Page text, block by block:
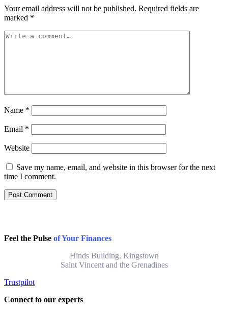
Your email address will not be published. Required fields are
marked *
Name *
Email *
Website
Save my name, email, and website in this browser for the next
time I comment.
Feel the Pulse of Your Finances
Hinds Building, Kingstown
Saint Vincent and the Grenadines
Trustpilot
Connect to our experts